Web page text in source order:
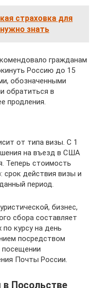
страховка для
знать
гражданам
Россию до 15
обозначенными
обратиться в
продления.
от типа визы. С 1
на въезд в США
Теперь стоимость
срок действия визы и
период.
бизнес,
сбора составляет
по курсу на день
посредством
посещении
Почты России.
Посольстве